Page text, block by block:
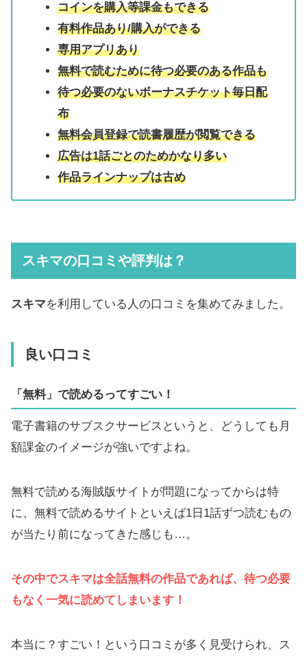
コインを購入等課金もできる
有料作品あり/購入ができる
専用アプリあり
無料で読むために待つ必要のある作品も
待つ必要のないボーナスチケット毎日配
布
無料会員登録で読書履歴が閲覧できる
広告は1話ごとのためかなり多い
作品ラインナップは古め
スキマの口コミや評判は？
スキマを利用している人の口コミを集めてみました。
良い口コミ
「無料」で読めるってすごい！
電子書籍のサブスクサービスというと、どうしても月
額課金のイメージが強いですよね。
無料で読める海賊版サイトが問題になってからは特
に、無料で読めるサイトといえば1日1話ずつ読むもの
が当たり前になってきた感じも…。
その中でスキマは全話無料の作品であれば、待つ必要
もなく一気に読めてしまいます！
本当に？すごい！という口コミが多く見受けられ、ス